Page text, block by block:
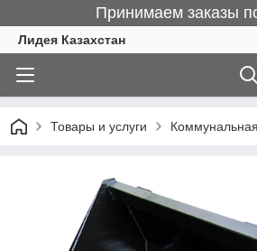
Принимаем заказы
Лидея Казахстан
Товары и услуги